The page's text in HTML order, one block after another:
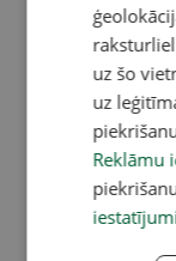
uz šo
uz
Reklāmu